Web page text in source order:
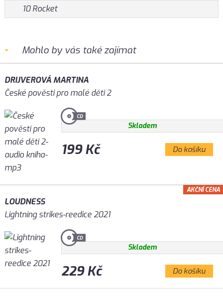
10 Rocket
Mohlo by vás také zajímat
DRIJVEROVÁ MARTINA
České pověsti pro malé děti 2
Skladem
199 Kč Do košíku
LOUDNESS
Lightning strikes-reedice 2021
Skladem
229 Kč Do košíku
AKČNÍ CENA